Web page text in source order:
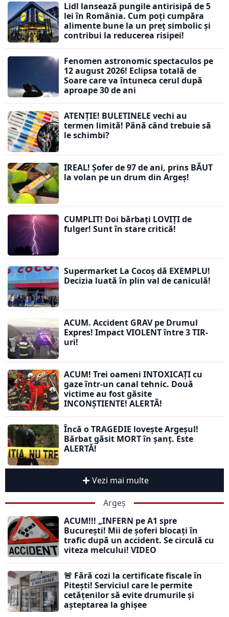
Lidl lansează pungile antirisipă de 5
lei în România. Cum poți cumpăra
alimente bune la un preț simbolic și
contribui la reducerea risipei!
Fenomen astronomic spectaculos pe
12 august 2026! Eclipsa totală de
Soare care va întuneca cerul după
aproape 30 de ani
ATENȚIE! BULETINELE vechi au
termen limită! Până când trebuie să
le schimbi?
IREAL! Șofer de 97 de ani, prins BĂUT
la volan pe un drum din Argeș!
CUMPLIT! Doi bărbați LOVIȚI de
fulger! Sunt în stare critică!
Supermarket La Cocoș dă EXEMPLU!
Decizia luată în plin val de caniculă!
ACUM. Accident GRAV pe Drumul
Expres! Impact VIOLENT între 3 TIR-
uri!
ACUM! Trei oameni INTOXICAȚI cu
gaze într-un canal tehnic. Două
victime au fost găsite
INCONȘTIENTE! ALERTĂ!
Încă o TRAGEDIE lovește Argeșul!
Bărbat găsit MORT în șanț. Este
ALERTĂ!
Vezi mai multe
Argeș
ACUM!!! „INFERN pe A1 spre
București! Mii de șoferi blocați în
trafic după un accident. Se circulă cu
viteza melcului! VIDEO
🚨 Fără cozi la certificate fiscale în
Pitești! Serviciul care le permite
cetățenilor să evite drumurile și
așteptarea la ghișee